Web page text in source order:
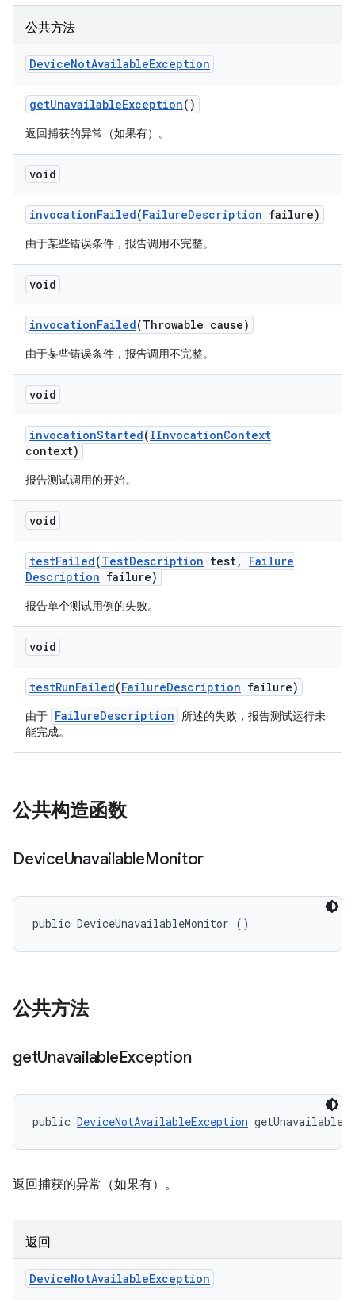
公共方法
DeviceNotAvailableException
getUnavailableException()
返回捕获的异常（如果有）。
void
invocationFailed(FailureDescription failure)
由于某些错误条件，报告调用不完整。
void
invocationFailed(Throwable cause)
由于某些错误条件，报告调用不完整。
void
invocationStarted(IInvocationContext
context)
报告测试调用的开始。
void
testFailed(TestDescription test,
Failure
Description failure)
报告单个测试用例的失败。
void
testRunFailed(FailureDescription failure)
由于 FailureDescription
所述的失败，报告测试运行未
能完成。
公共构造函数
DeviceUnavailableMonitor
public DeviceUnavailableMonitor ()
公共方法
getUnavailableException
public DeviceNotAvailableException
返回捕获的异常（如果有）。
返回
DeviceNotAvailableException